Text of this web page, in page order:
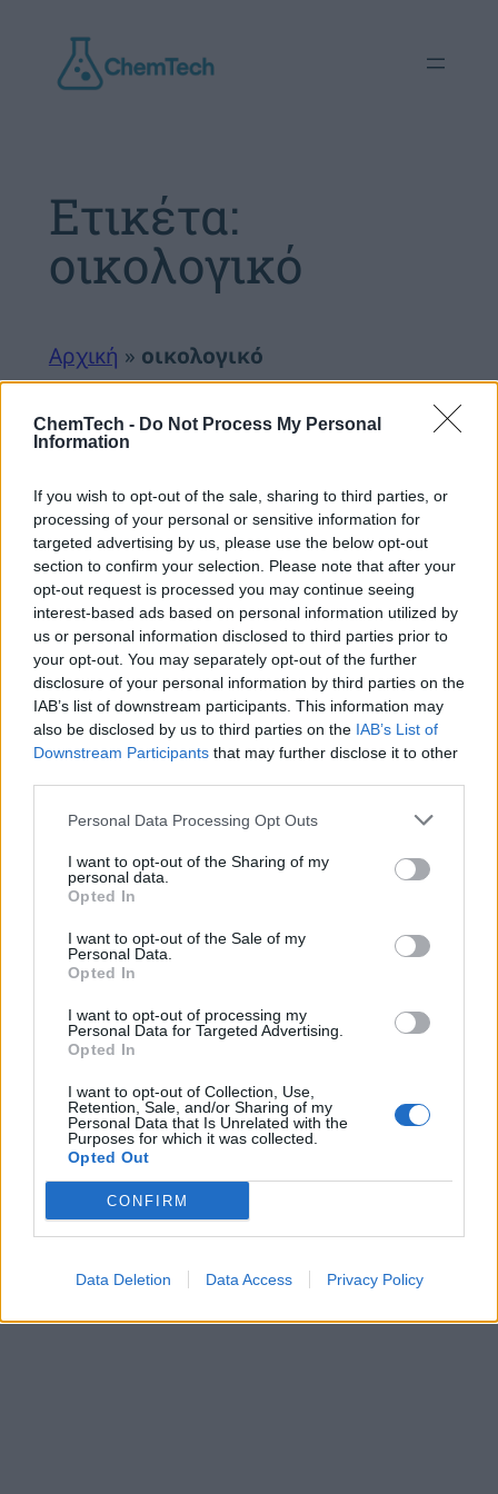
ChemTech - Do Not Process My Personal
Information
If you wish to opt-out of the sale, sharing to third parties, or
processing of your personal or sensitive information for
targeted advertising by us, please use the below opt-out
section to confirm your selection. Please note that after your
opt-out request is processed you may continue seeing
interest-based ads based on personal information utilized by
us or personal information disclosed to third parties prior to
your opt-out. You may separately opt-out of the further
disclosure of your personal information by third parties on the
IAB’s list of downstream participants. This information may
also be disclosed by us to third parties on the IAB’s List of
Downstream Participants that may further disclose it to other
Personal Data Processing Opt Outs
I want to opt-out of the Sharing of my
personal data.
Opted In
I want to opt-out of the Sale of my
Personal Data.
Opted In
I want to opt-out of processing my
Personal Data for Targeted Advertising.
Opted In
I want to opt-out of Collection, Use,
Retention, Sale, and/or Sharing of my
Personal Data that Is Unrelated with the
Purposes for which it was collected.
Opted Out
CONFIRM
Data Deletion Data Access Privacy Policy
περιεχόμενο
Ετικέτα:
οικολογικό
Αρχική » οικολογικό
Πράσινα & Οικολογικά
Απορρυπαντικά: Η Νέα
4/6/2025
Βασίλης Μουρατίδης
σεΒιωσιμότητα
Η περιβαλλοντική ευαισθητοποίηση και η
αυστηρότερη νομοθεσία οδηγούν ολοένα
και καταναλωτές στην επιλογή πράσινων
και οικολογικών απορρυπαντικών. Η αγορά
των απορρυπαντικών στην Ελλάδα
παρουσιάζει σταθερή αύξηση της ζήτησης
για προϊόντα με φιλικά προς το περιβάλλον
χαρακτηριστικά, ενώ οι επιχειρήσεις που…